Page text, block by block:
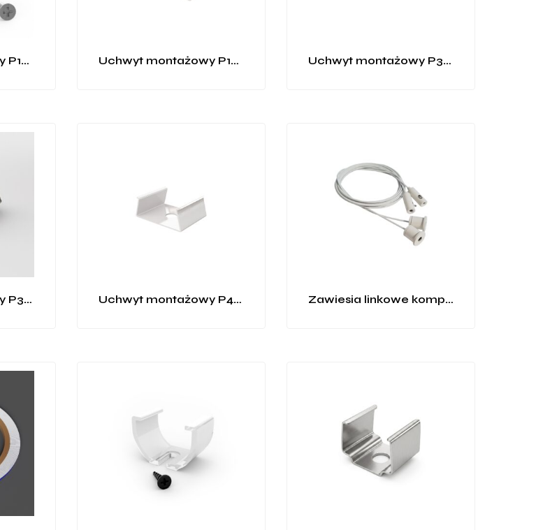
Uchwyt montażowy P13-1 Uchwyt montażowy P13-2 Uchwyt montażowy P3-1, P5-2
Uchwyt montażowy P3-4 Uchwyt montażowy P4-1, P5-1 Zawiesia linkowe komplet